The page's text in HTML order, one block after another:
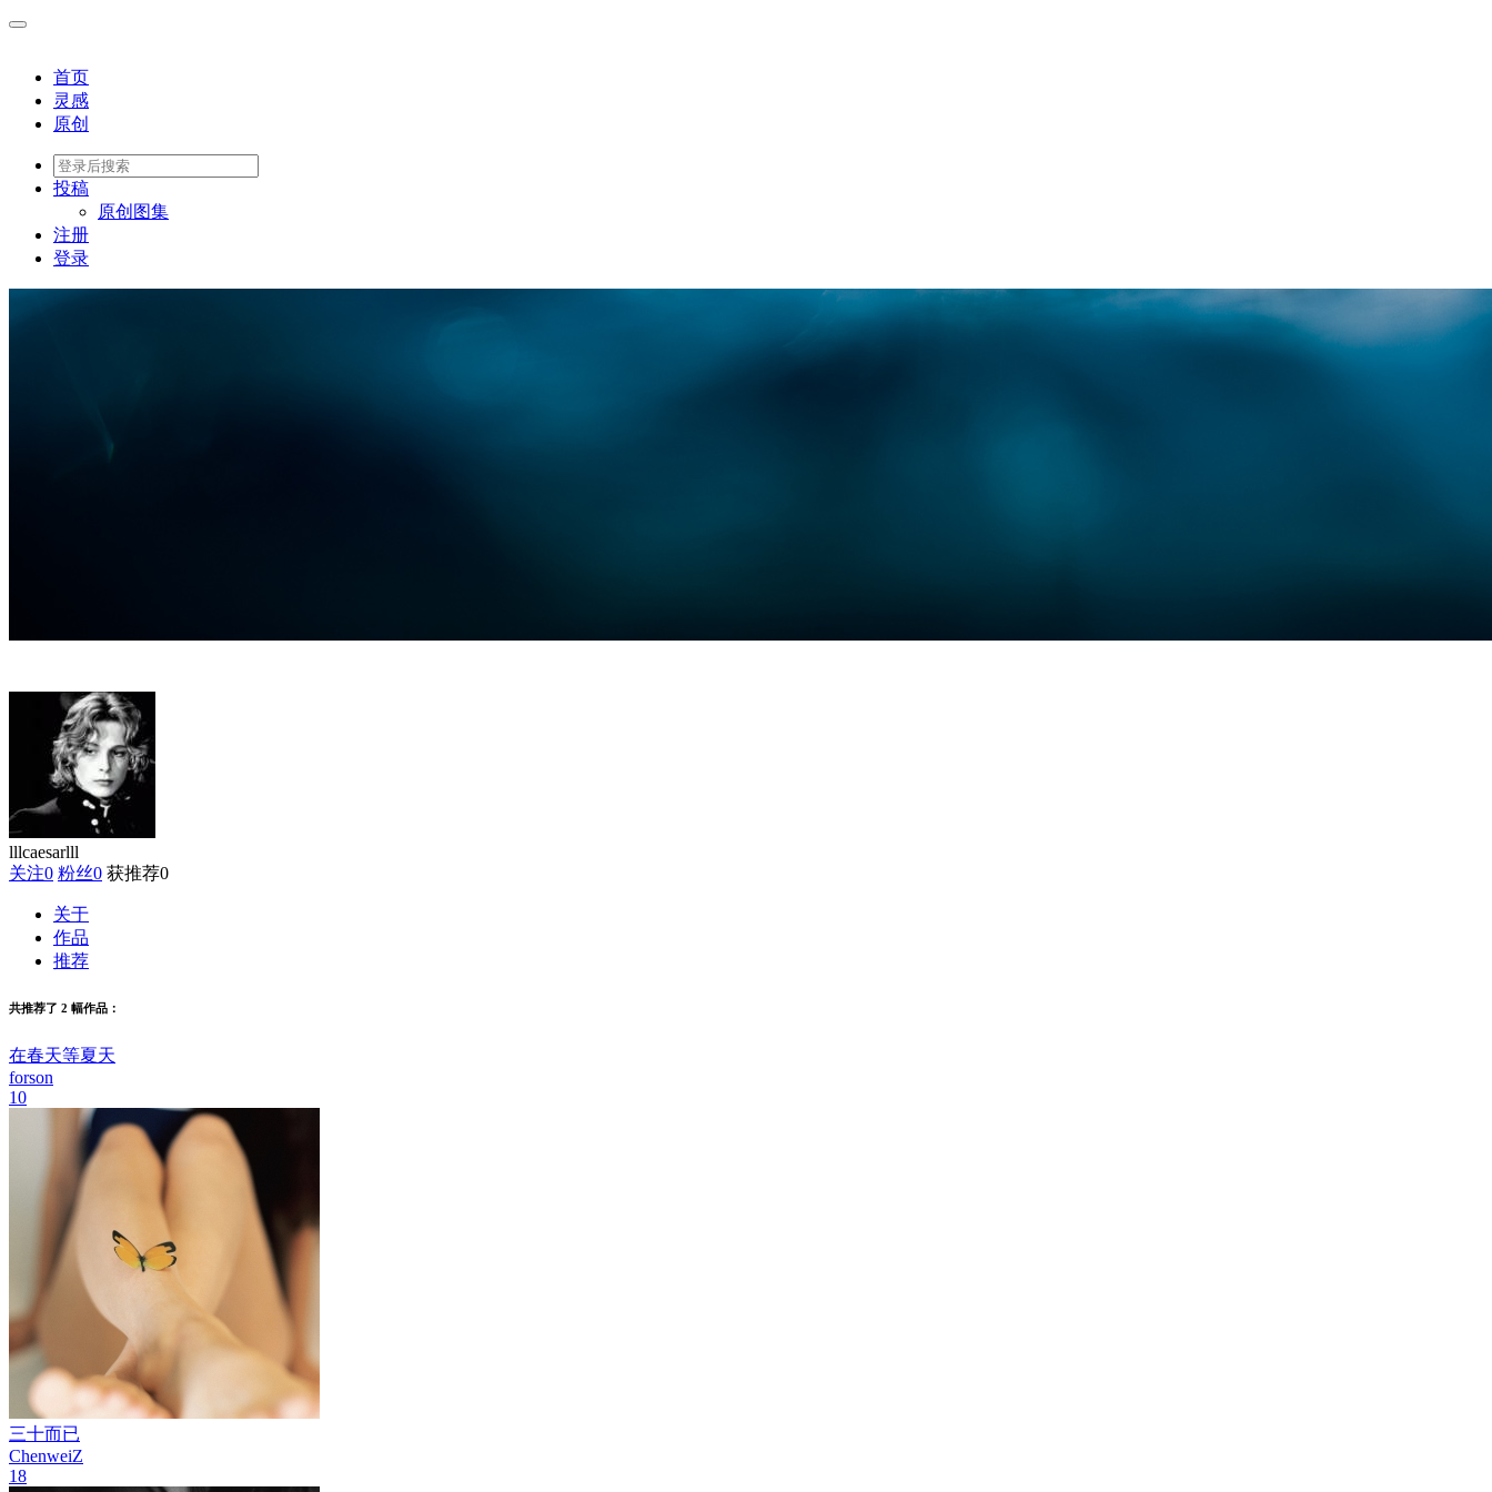
首页
灵感
原创
投稿
原创图集
注册
登录
lllcaesarlll
关注0 粉丝0 获推荐0
关于
作品
推荐
共推荐了 2 幅作品：
在春天等夏天
forson
10
三十而已
ChenweiZ
18